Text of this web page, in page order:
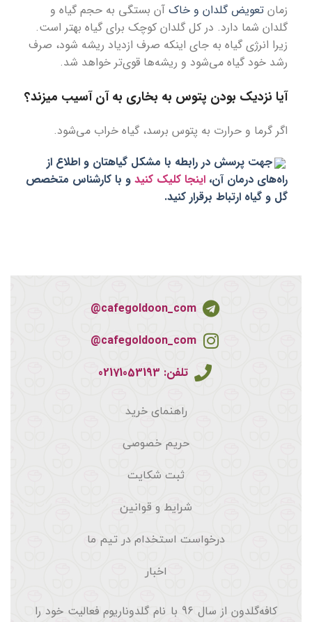
زمان تعویض گلدان و خاک آن بستگی به حجم گیاه و
گلدان شما دارد. در کل گلدان کوچک برای گیاه بهتر است.
زیرا انرژی گیاه به جای اینکه صرف ازدیاد ریشه شود، صرف
رشد خود گیاه می‌شود و ریشه‌ها قوی‌تر خواهد شد.
آیا نزدیک بودن پتوس به بخاری به آن آسیب میزند؟
اگر گرما و حرارت به پتوس برسد، گیاه خراب می‌شود.
جهت پرسش در رابطه با مشکل گیاهتان و اطلاع از
راه‌های درمان آن، اینجا کلیک کنید و با کارشناس متخصص
گل و گیاه ارتباط برقرار کنید.
cafegoldoon_com@
cafegoldoon_com@
تلفن: 02171053193
راهنمای خرید
حریم خصوصی
ثبت شکایت
شرایط و قوانین
درخواست استخدام در تیم ما
اخبار
کافه‌گلدون از سال 96 با نام گلدوناریوم فعالیت خود را